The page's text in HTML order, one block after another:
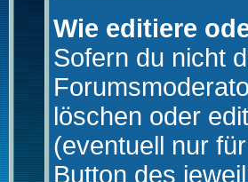
Wie editiere
Sofern du nicht
löschen oder
(eventuell nur
Button des